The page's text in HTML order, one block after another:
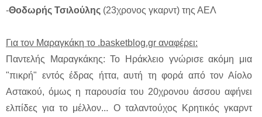
-Θοδωρής Τσιλούλης (23χρονος γκαρντ) της ΑΕΛ
Για τον Μαραγκάκη το .basketblog.gr αναφέρει:
Παντελής Μαραγκάκης: Το Ηράκλειο γνώρισε ακόμη μια
"πικρή" εντός έδρας ήττα, αυτή τη φορά από τον Αίολο
Αστακού, όμως η παρουσία του 20χρονου άσσου αφήνει
ελπίδες για το μέλλον... Ο ταλαντούχος Κρητικός γκαρντ